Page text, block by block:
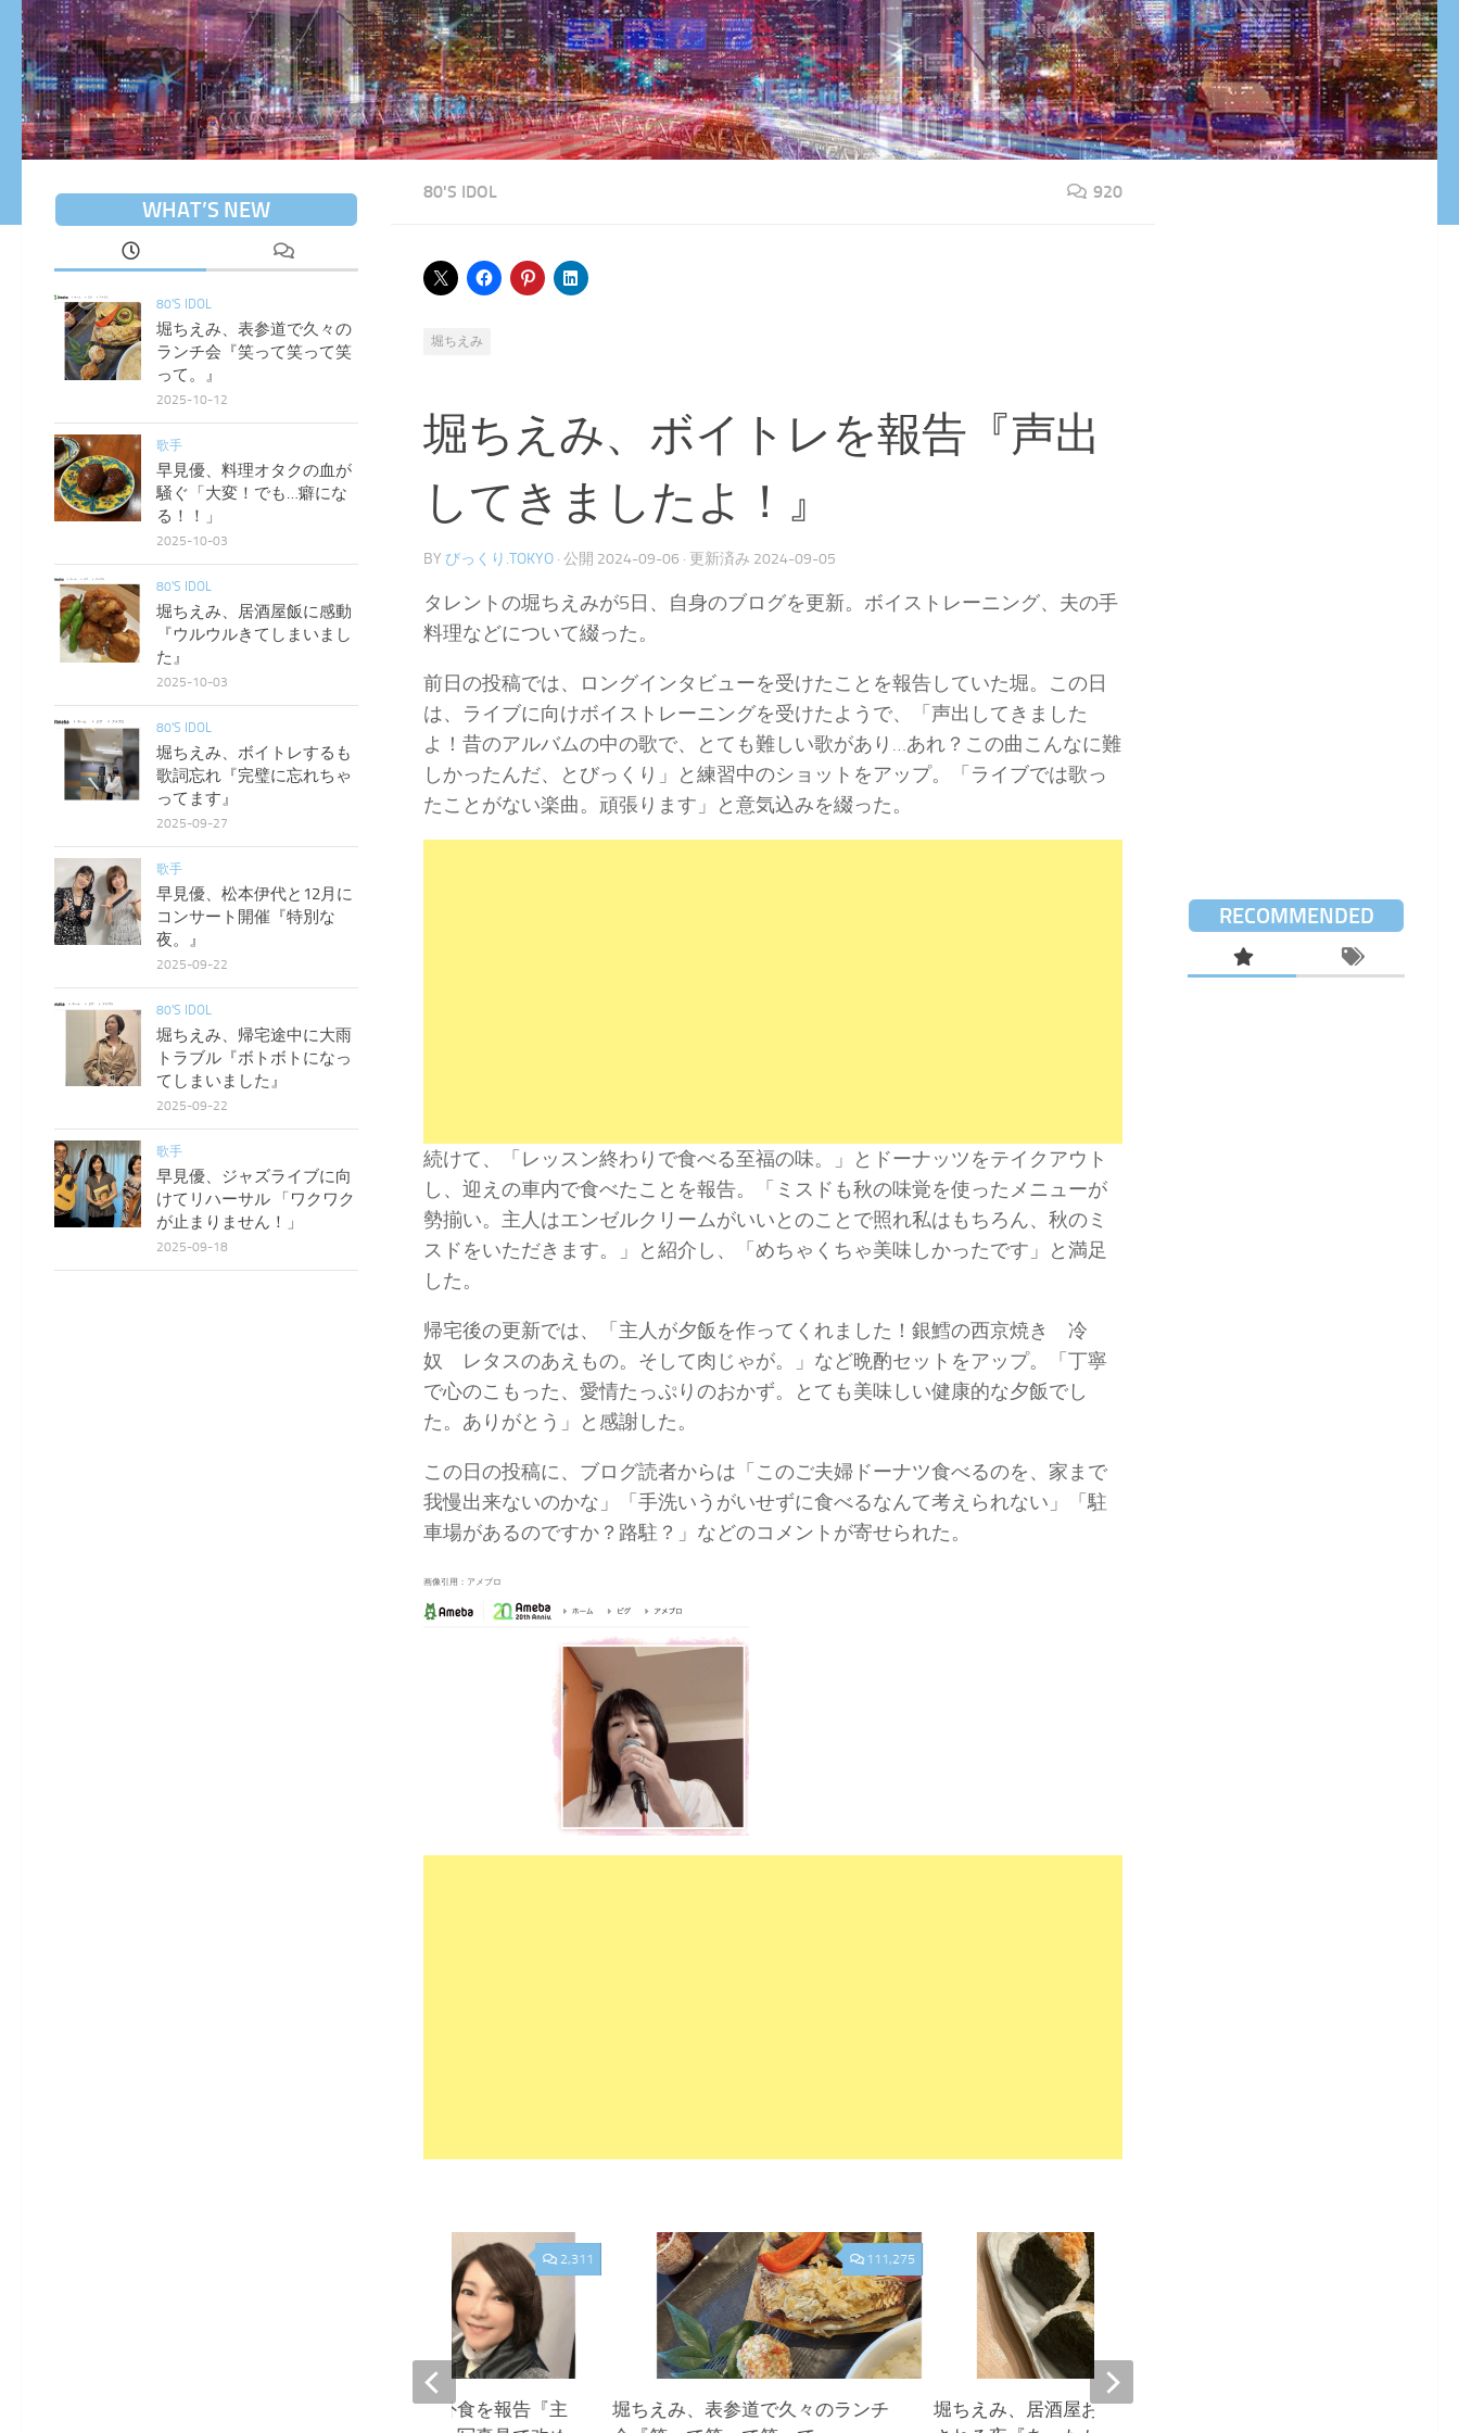
80'S IDOL 920
堀ちえみ
堀ちえみ、ボイトレを報告『声出
してきましたよ！』
BY びっくり.TOKYO · 公開 2024-09-06 · 更新済み 2024-09-05
タレントの堀ちえみが5日、自身のブログを更新。ボイストレーニング、夫の手
料理などについて綴った。
前日の投稿では、ロングインタビューを受けたことを報告していた堀。この日
は、ライブに向けボイストレーニングを受けたようで、「声出してきました
よ！昔のアルバムの中の歌で、とても難しい歌があり…あれ？この曲こんなに難
しかったんだ、とびっくり」と練習中のショットをアップ。「ライブでは歌っ
たことがない楽曲。頑張ります」と意気込みを綴った。
続けて、「レッスン終わりで食べる至福の味。」とドーナッツをテイクアウト
し、迎えの車内で食べたことを報告。「ミスドも秋の味覚を使ったメニューが
勢揃い。主人はエンゼルクリームがいいとのことで照れ私はもちろん、秋のミ
スドをいただきます。」と紹介し、「めちゃくちゃ美味しかったです」と満足
した。
帰宅後の更新では、「主人が夕飯を作ってくれました！銀鱈の西京焼き 冷
奴 レタスのあえもの。そして肉じゃが。」など晩酌セットをアップ。「丁寧
で心のこもった、愛情たっぷりのおかず。とても美味しい健康的な夕飯でし
た。ありがとう」と感謝した。
この日の投稿に、ブログ読者からは「このご夫婦ドーナツ食べるのを、家まで
我慢出来ないのかな」「手洗いうがいせずに食べるなんて考えられない」「駐
車場があるのですか？路駐？」などのコメントが寄せられた。
画像引用：アメブロ
111,275
堀ちえみ、表参道で久々のランチ
堀ちえみ、居酒屋おにぎりに癒や
2,311
堀ちえみ、夫との外食を報告『主
WHAT’S NEW
80'S IDOL
堀ちえみ、表参道で久々の
ランチ会『笑って笑って笑
って。』
2025-10-12
歌手
早見優、料理オタクの血が
騒ぐ「大変！でも…癖にな
る！！」
2025-10-03
80'S IDOL
堀ちえみ、居酒屋飯に感動
『ウルウルきてしまいまし
た』
2025-10-03
80'S IDOL
堀ちえみ、ボイトレするも
歌詞忘れ『完璧に忘れちゃ
ってます』
2025-09-27
歌手
早見優、松本伊代と12月に
コンサート開催『特別な
夜。』
2025-09-22
80'S IDOL
堀ちえみ、帰宅途中に大雨
トラブル『ボトボトになっ
てしまいました』
2025-09-22
歌手
早見優、ジャズライブに向
けてリハーサル 「ワクワク
が止まりません！」
2025-09-18
RECOMMENDED